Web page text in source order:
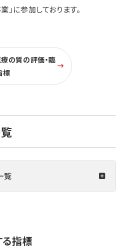
に参加しております。
の質の評価・臨
標
覧
指標